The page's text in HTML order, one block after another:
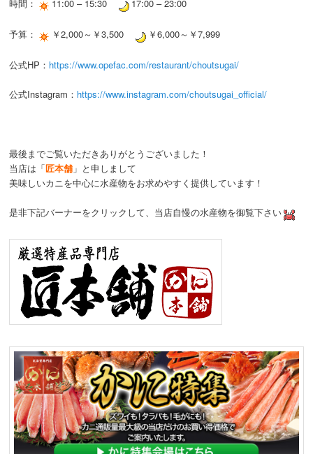
時間： 11:00 – 15:30 17:00 – 23:00
予算： ￥2,000～￥3,500 ￥6,000～￥7,999
公式HP： https://www.opefac.com/restaurant/choutsugai/
公式Instagram： https://www.instagram.com/choutsugai_official/
最後までご覧いただきありがとうございました！
当店は「匠本舗 」と申しまして
美味しいカニを中心に水産物をお求めやすく提供しています！
是非下記バーナーをクリックして、当店自慢の水産物を御覧下さい